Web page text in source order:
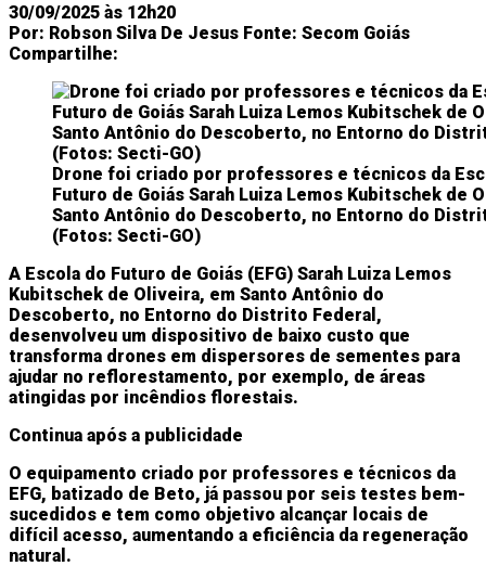
30/09/2025 às 12h20
Por: Robson Silva De Jesus Fonte: Secom Goiás
Compartilhe:
Drone foi criado por professores e técnicos da
Futuro de Goiás Sarah Luiza Lemos Kubitschek de
Santo Antônio do Descoberto, no Entorno do
(Fotos: Secti-GO)
A Escola do Futuro de Goiás (EFG) Sarah Luiza Lemos
Kubitschek de Oliveira, em Santo Antônio do
Descoberto, no Entorno do Distrito Federal,
desenvolveu um dispositivo de baixo custo que
transforma drones em dispersores de sementes para
ajudar no reflorestamento, por exemplo, de áreas
atingidas por incêndios florestais.
Continua após a publicidade
O equipamento criado por professores e técnicos da
EFG, batizado de Beto, já passou por seis testes bem-
sucedidos e tem como objetivo alcançar locais de
difícil acesso, aumentando a eficiência da regeneração
natural.